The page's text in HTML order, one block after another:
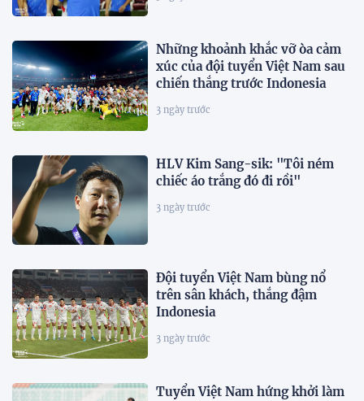
Những khoảnh khắc vỡ òa cảm
xúc của đội tuyển Việt Nam sau
chiến thắng trước Indonesia
3 ngày trước
HLV Kim Sang-sik: "Tôi ném
chiếc áo trắng đó đi rồi"
3 ngày trước
Đội tuyển Việt Nam bùng nổ
trên sân khách, thắng đậm
Indonesia
3 ngày trước
Tuyển Việt Nam hứng khởi làm